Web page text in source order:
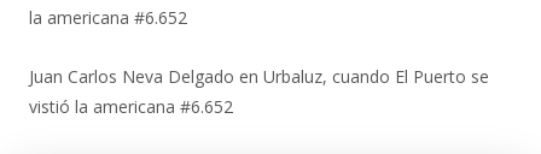
la americana #6.652
Juan Carlos Neva Delgado en Urbaluz, cuando El Puerto se
vistió la americana #6.652